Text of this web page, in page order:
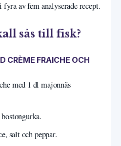
av fem analyserade recept.
sås till fisk?
CRÈME FRAICHE OCH
med 1 dl majonnäs
salt och peppar.